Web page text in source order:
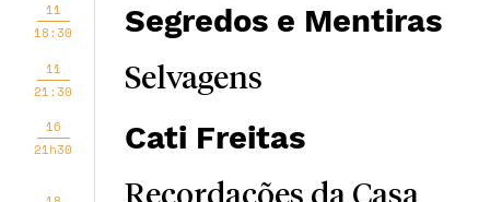
11
18:30
Segredos e Mentiras
11
21:30
Selvagens
16
21h30
Cati Freitas